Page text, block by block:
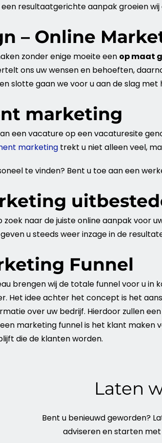
een resultaatgerichte aanpak groeien
– Online
zonder enige moeite een op maat
ons uw wensen en behoeften,
slotte gaan we voor u aan de slag
marketing
een vacature op een vacaturesite
marketingtrekt u niet alleen veel,
te vinden? Bent u toe aan een
naar de juiste online aanpak voor
geven u steeds weer inzage in de
Funnel
brengen wij de totale funnelvoor u in
Het idee achter het concept is het
over uw bedrijf. Hierdoor zullen
marketing funnelis het klant maken
die de klanten worden.
Laten
Bent u benieuwd geworden?
adviseren en starten